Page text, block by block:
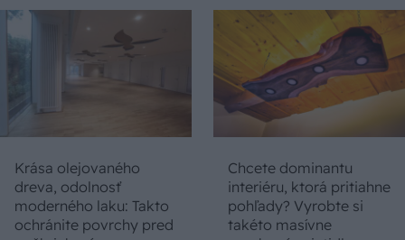
Krása olejovaného
dreva, odolnosť
moderného laku: Takto
ochránite povrchy pred
Chcete dominantu
interiéru, ktorá pritiahne
pohľady? Vyrobte si
takéto masívne